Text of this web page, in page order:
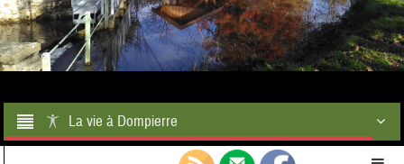
La vie à Dompierre